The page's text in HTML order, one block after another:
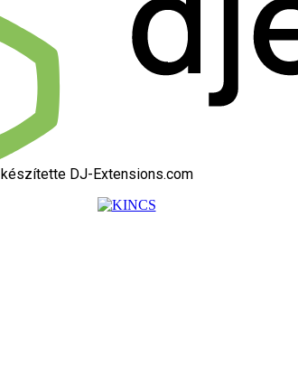
készítette DJ-Extensions.com